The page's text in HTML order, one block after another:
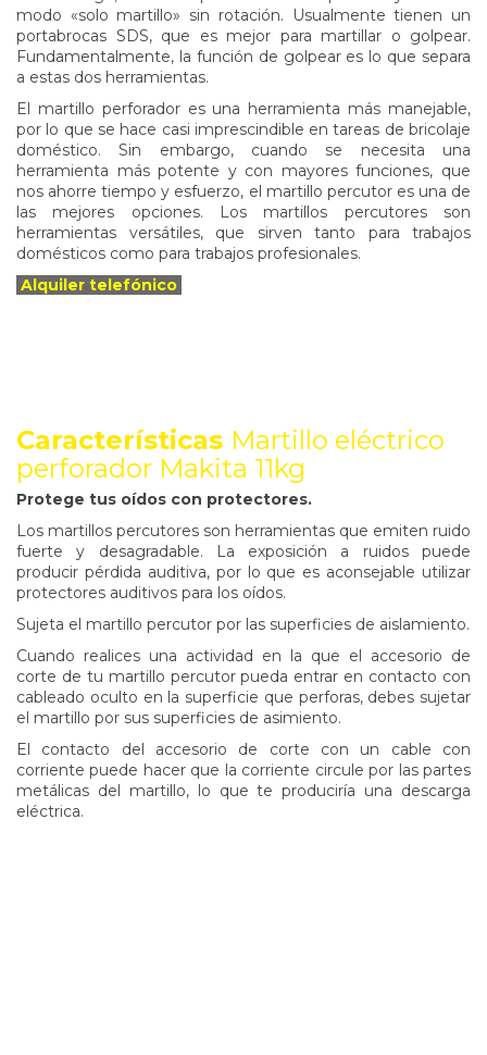
modo «solo martillo» sin rotación. Usualmente tienen un
portabrocas SDS, que es mejor para martillar o golpear.
Fundamentalmente, la función de golpear es lo que separa
a estas dos herramientas.
El martillo perforador es una herramienta más manejable,
por lo que se hace casi imprescindible en tareas de bricolaje
doméstico. Sin embargo, cuando se necesita una
herramienta más potente y con mayores funciones, que
nos ahorre tiempo y esfuerzo, el martillo percutor es una de
las mejores opciones. Los martillos percutores son
herramientas versátiles, que sirven tanto para trabajos
domésticos como para trabajos profesionales.
Alquiler telefónico
Características Martillo eléctrico
perforador Makita 11kg
Protege tus oídos con protectores.
Los martillos percutores son herramientas que emiten ruido
fuerte y desagradable. La exposición a ruidos puede
producir pérdida auditiva, por lo que es aconsejable utilizar
protectores auditivos para los oídos.
Sujeta el martillo percutor por las superficies de aislamiento.
Cuando realices una actividad en la que el accesorio de
corte de tu martillo percutor pueda entrar en contacto con
cableado oculto en la superficie que perforas, debes sujetar
el martillo por sus superficies de asimiento.
El contacto del accesorio de corte con un cable con
corriente puede hacer que la corriente circule por las partes
metálicas del martillo, lo que te produciría una descarga
eléctrica.